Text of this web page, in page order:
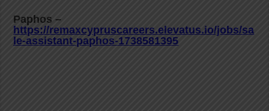
Paphos –
https://remaxcypruscareers.elevatus.io/jobs/sa
le-assistant-paphos-1738581395